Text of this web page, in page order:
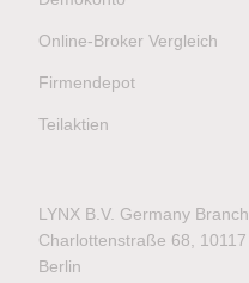
Online-Broker Vergleich
Firmendepot
Teilaktien
LYNX B.V. Germany Branch
Charlottenstraße 68, 10117
Berlin